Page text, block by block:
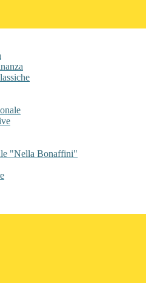
"Nella Bonaffini"